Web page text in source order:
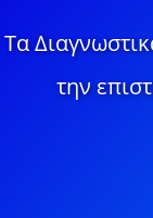
Τα
την